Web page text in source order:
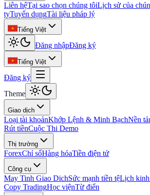
Liên hệTại sao chọn chúng tôiLịch sử của
tyTuyển dụngTài liệu pháp lý
Tiếng Việt
Đăng nhậpĐăng ký
Tiếng Việt
Đăng ký
Theme
Giao dịch
Loại tài khoảnKhớp Lệnh & Minh BạchNền
Rút tiềnCuộc Thi Demo
Thị trường
ForexChỉ sốHàng hóaTiền điện tử
Công cụ
May Tinh Giao DichSức mạnh tiền tệLịch
Copy TradingHọc việnTừ điển